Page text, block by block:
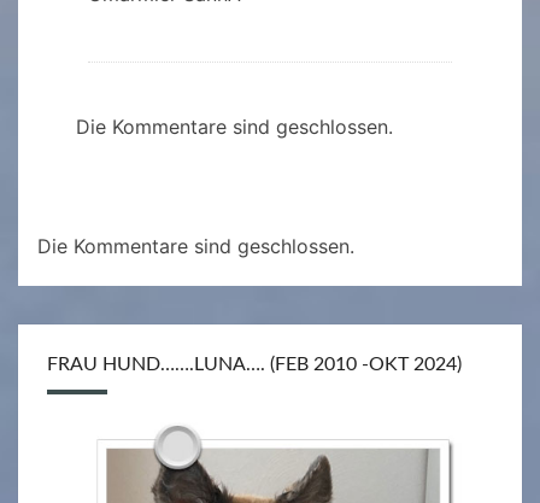
Die Kommentare sind geschlossen.
Die Kommentare sind geschlossen.
FRAU HUND…….LUNA…. (FEB 2010 -OKT 2024)